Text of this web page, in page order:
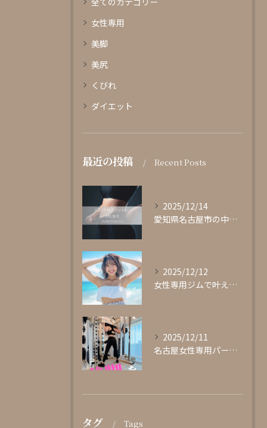
女性専用
美脚
美尻
くびれ
ダイエット
最近の投稿 Recent Posts
2025/12/14
愛知県名古屋市の中心部に位置する女性専用パーソナルジムgli...
2025/12/12
女性専用ジムで叶える理想の体型作り
2025/12/11
名古屋女性専用パーソナルジムglishグリッシュ
タグ Tags